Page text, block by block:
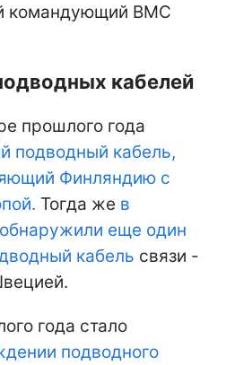
командующий ВМС
кабелей
прошлого года
подводный кабель,
Финляндию с
Тогда же в
еще один
кабель связи -
года стало
подводного